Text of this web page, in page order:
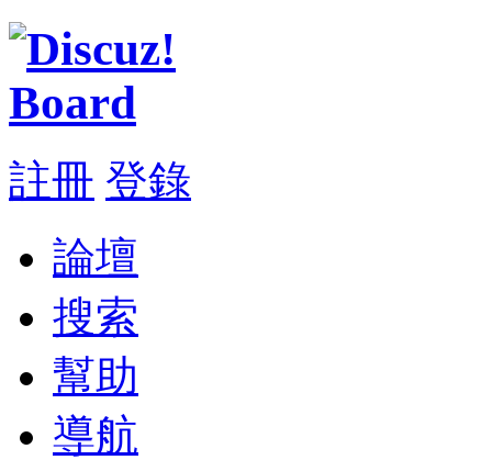
註冊 登錄
論壇
搜索
幫助
導航